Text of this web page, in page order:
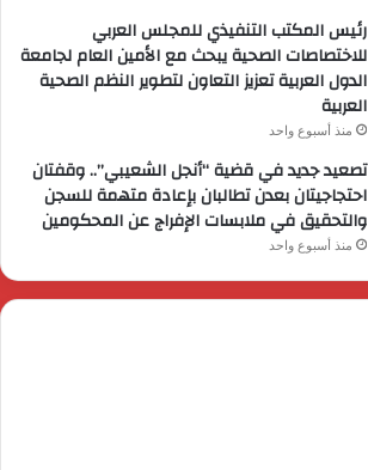
رئيس المكتب التنفيذي للمجلس العربي
للاختصاصات الصحية يبحث مع الأمين العام لجامعة
الدول العربية تعزيز التعاون لتطوير النظم الصحية
العربية
منذ أسبوع واحد
تصعيد جديد في قضية “أنجل الشعيبي”.. وقفتان
احتجاجيتان بعدن تطالبان بإعادة متهمة للسجن
والتحقيق في ملابسات الإفراج عن المحكومين
منذ أسبوع واحد